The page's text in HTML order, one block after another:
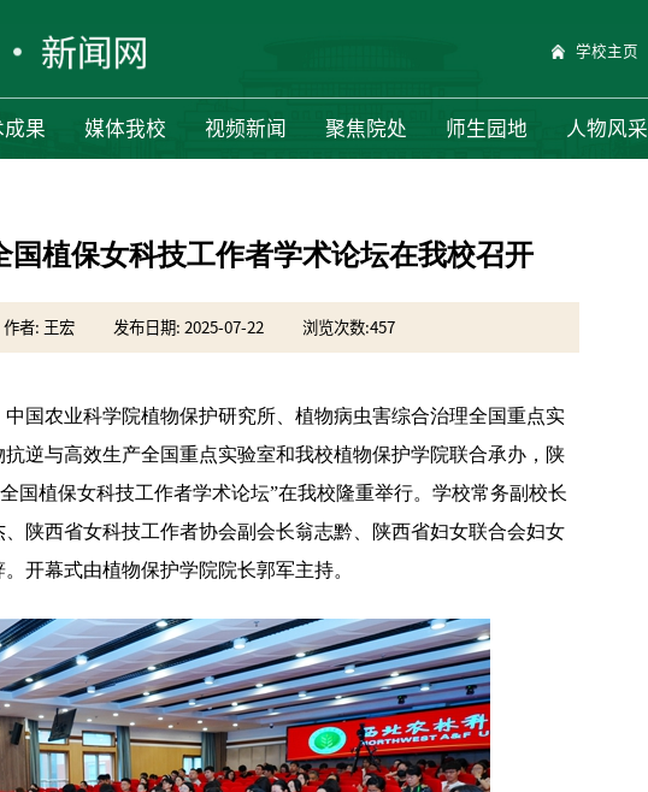
学校主页
成果 媒体我校 视频新闻 聚焦院处 师生园地 人物风采
国植保女科技工作者学术论坛在我校召开
作者: 王宏 发布日期: 2025-07-22 浏览次数:457
国农业科学院植物保护研究所、植物病虫害综合治理全国重点实
逆与高效生产全国重点实验室和我校植物保护学院联合承办，陕
国植保女科技工作者学术论坛”在我校隆重举行。学校常务副校长
陕西省女科技工作者协会副会长翁志黔、陕西省妇女联合会妇女
开幕式由植物保护学院院长郭军主持。